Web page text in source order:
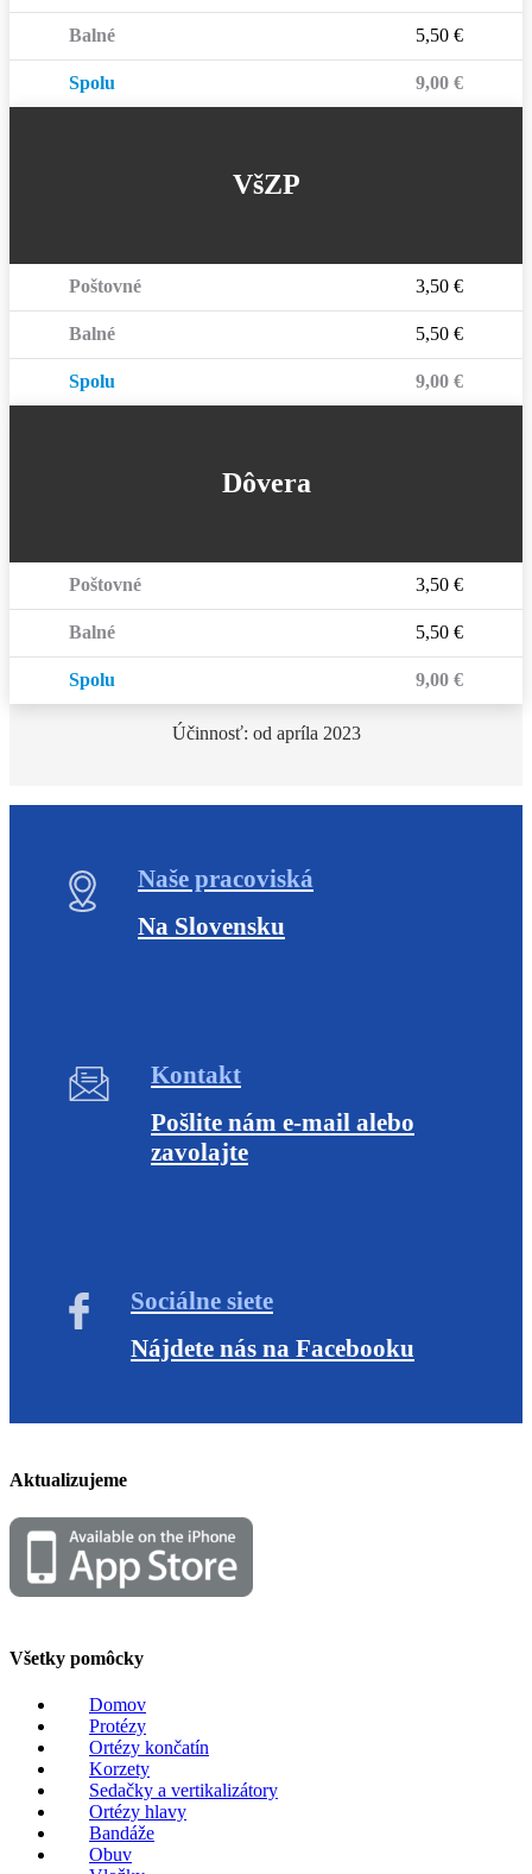
Balné 5,50 €
Spolu 9,00 €
VšZP
Poštovné 3,50 €
Balné 5,50 €
Spolu 9,00 €
Dôvera
Poštovné 3,50 €
Balné 5,50 €
Spolu 9,00 €
Účinnosť: od apríla 2023
Naše pracoviská
Na Slovensku
Kontakt
Pošlite nám e-mail alebo
zavolajte
Sociálne siete
Nájdete nás na Facebooku
Aktualizujeme
Všetky pomôcky
Domov
Protézy
Ortézy končatín
Korzety
Sedačky a vertikalizátory
Ortézy hlavy
Bandáže
Obuv